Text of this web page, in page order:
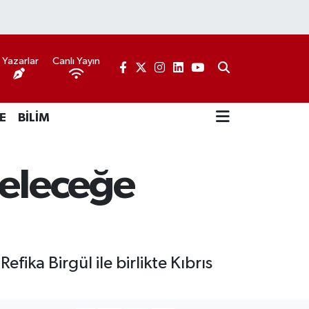
Yazarlar Canlı Yayın
BİLİM
Birgül ile birlikte Kıbrıs